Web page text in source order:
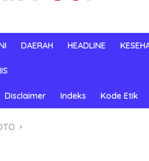
DAERAH HEADLINE
Disclaimer Indeks Kode Etik